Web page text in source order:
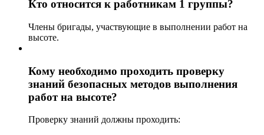
Кто относится к работникам 1 группы?
Члены бригады, участвующие в выполнении работ на
высоте.
Кому необходимо проходить проверку
знаний безопасных методов выполнения
работ на высоте?
Проверку знаний должны проходить: